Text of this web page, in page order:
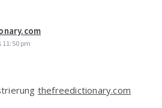
11:50 pm
thefreedictionary.com